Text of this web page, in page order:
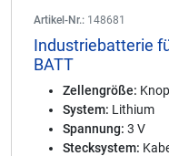
Artikel-Nr.: 148681
Industriebatterie
BATT
Zellengröße:
System: Lithium
Spannung: 3 V
Stecksystem: